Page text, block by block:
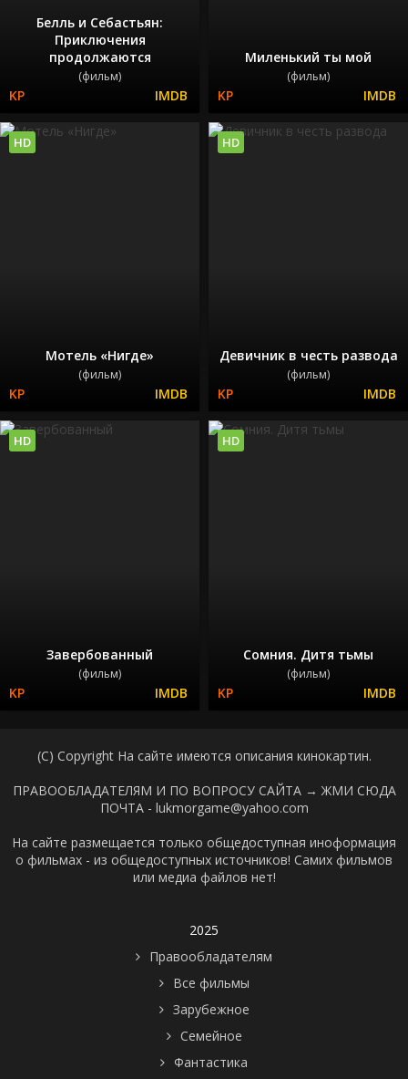
Белль и Себастьян:
Приключения
продолжаются
(фильм)
Миленький ты мой
(фильм)
Мотель «Нигде»
(фильм)
HD
Девичник в честь развода
(фильм)
HD
Завербованный
(фильм)
HD
Сомния. Дитя тьмы
(фильм)
HD
(C) Copyright На сайте имеются описания кинокартин.
ПРАВООБЛАДАТЕЛЯМ И ПО ВОПРОСУ САЙТА → ЖМИ СЮДА
ПОЧТА - lukmorgame@yahoo.com
На сайте размещается только общедоступная иноформация
о фильмах - из общедоступных источников! Самих фильмов
или медиа файлов нет!
2025
Правообладателям
Все фильмы
Зарубежное
Семейное
Фантастика